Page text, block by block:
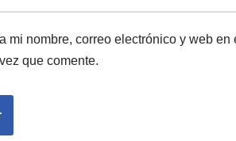
mi nombre, correo electrónico y web en
que comente.